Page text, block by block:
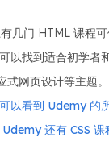
几门 HTML 课程
以找到适合初学者
式网页设计等主题
以看到 Udemy 的
还有 CSS 课